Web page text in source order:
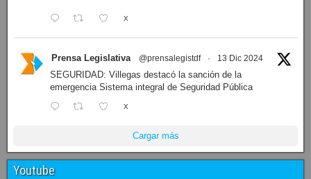
X
Prensa Legislativa @prensalegistdf · 13 Dic 2024
SEGURIDAD: Villegas destacó la sanción de la
emergencia Sistema integral de Seguridad Pública
X
Cargar más
Youtube